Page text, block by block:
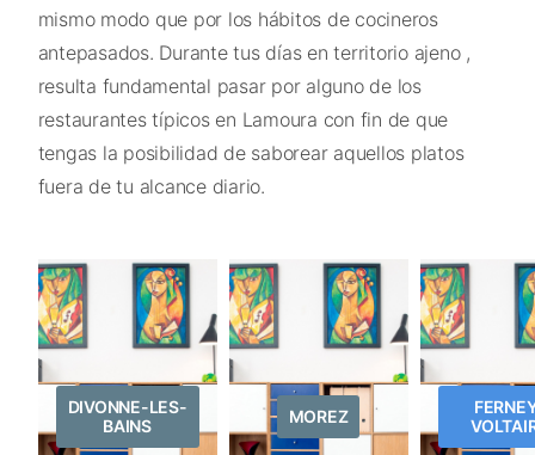
mismo modo que por los hábitos de cocineros
antepasados. Durante tus días en territorio ajeno ,
resulta fundamental pasar por alguno de los
restaurantes típicos en Lamoura con fin de que
tengas la posibilidad de saborear aquellos platos
fuera de tu alcance diario.
DIVONNE-LES-
BAINS
MOREZ